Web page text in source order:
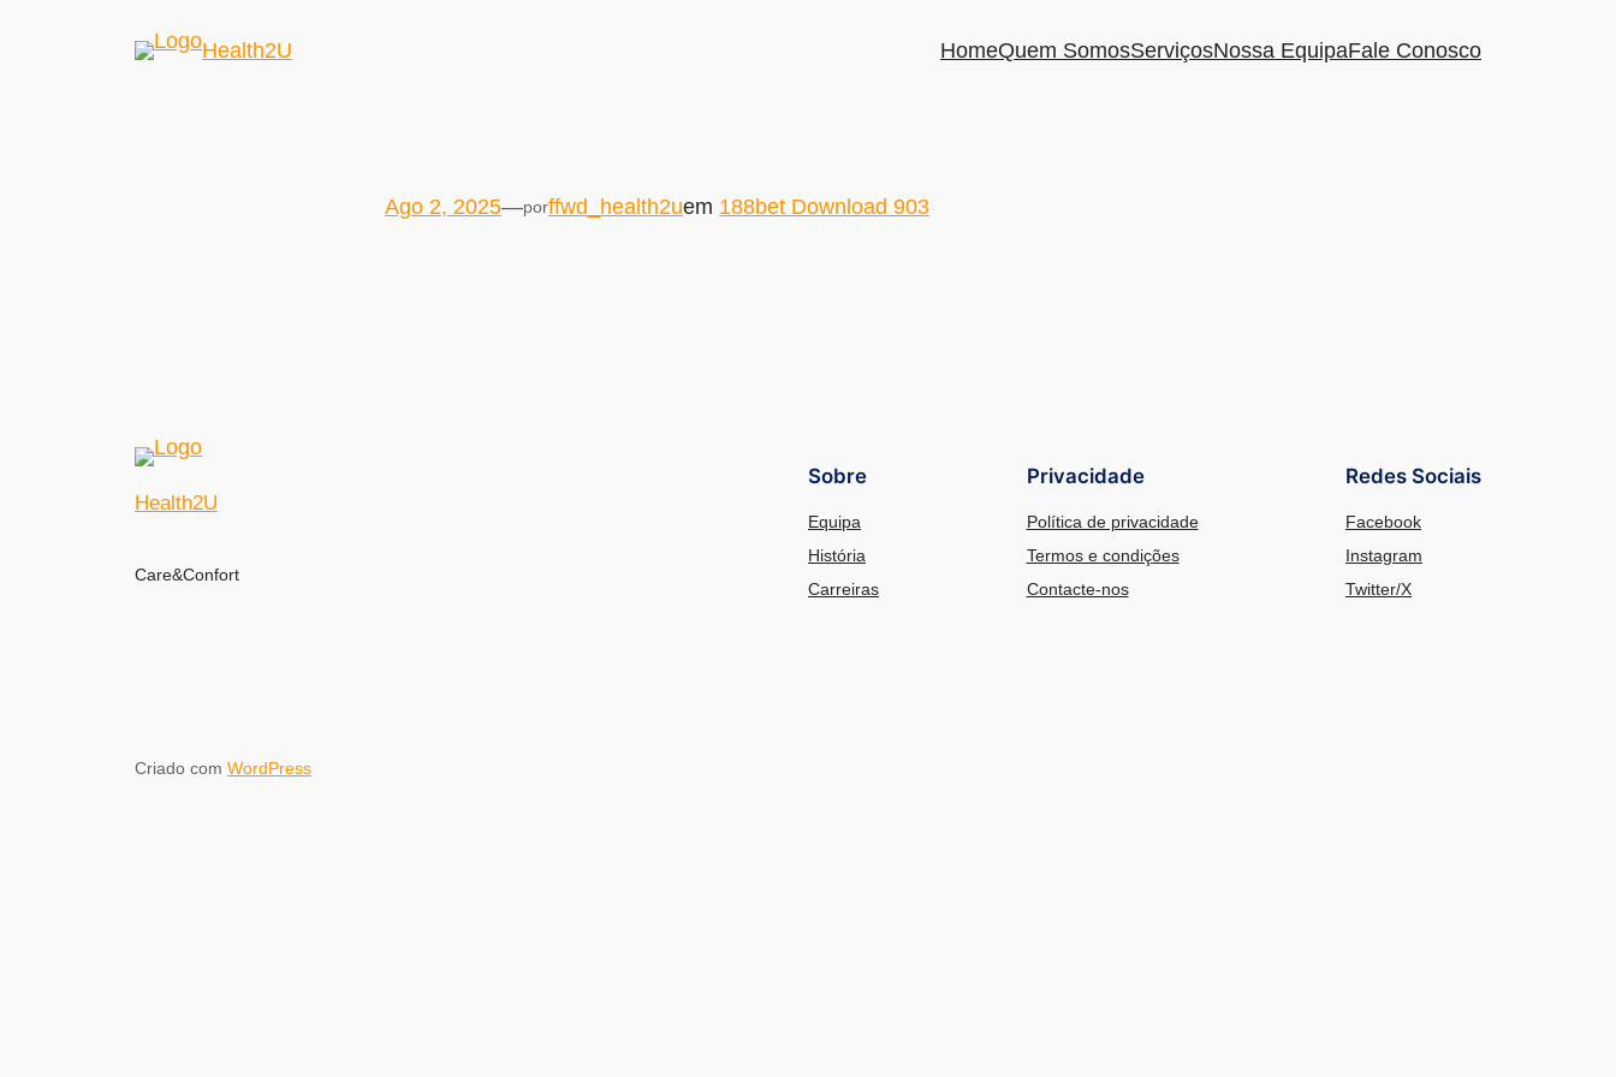
Health2U HomeQuem SomosServiçosNossa EquipaFale Conosco
Ago 2, 2025—porffwd_health2uem 188bet Download 903
Health2U
Care&Confort
Sobre
Equipa
História
Carreiras
Privacidade
Política de privacidade
Termos e condições
Contacte-nos
Redes Sociais
Facebook
Instagram
Twitter/X
Criado com WordPress